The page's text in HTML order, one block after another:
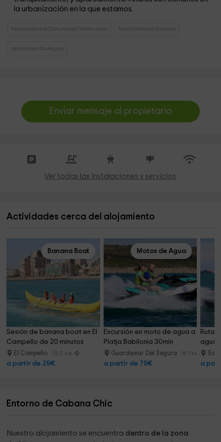
la urbanización en la que estamos.
Apartamentos Comunidad Valenciana Apartamentos Alicante
Apartamentos Aigües
Enviar mensaje al propietario
Ver todas las instalaciones y servicios
Actividades cerca del alojamiento
Banana Boat
Sesión de banana boat en El
Campello de 20 minutos
El Campello 25.2 km
a partir de 25€
Motos de Agua
Excursión en moto de agua a
Platja Babilonia 30min
Guardamar Del Segura 18.7 km
a partir de 75€
Ruta
agua
a
Entorno de Cabana Chic
Nuestro alojamiento se encuentra dentro de la zona